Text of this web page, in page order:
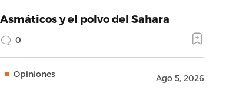
Asmáticos y el polvo del Sahara
0
Opiniones Ago 5, 2026